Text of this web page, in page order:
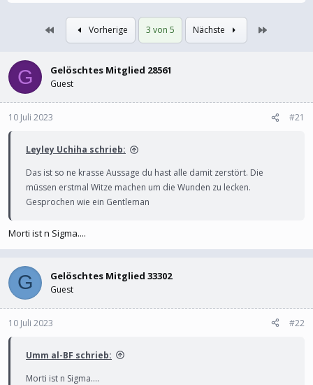
s
e
r
s
t
l
t
Vorherige 3 von 5 Nächste
G Gelöschtes Mitglied 28561
Guest
10 Juli 2023 #21
Leyley Uchiha schrieb:
Das ist so ne krasse Aussage du hast alle damit zerstört. Die
müssen erstmal Witze machen um die Wunden zu lecken.
Gesprochen wie ein Gentleman
Morti ist n Sigma....
G Gelöschtes Mitglied 33302
Guest
10 Juli 2023 #22
Umm al-BF schrieb:
Morti ist n Sigma....